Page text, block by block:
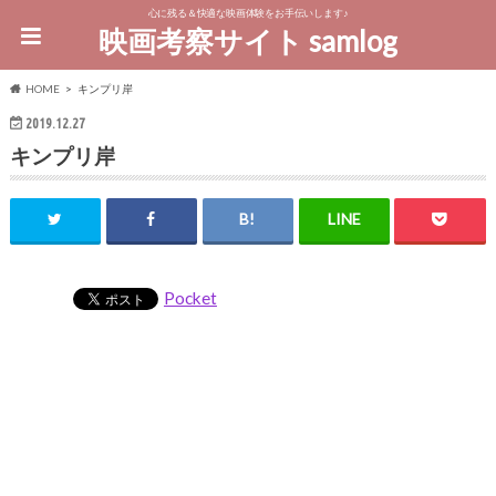
心に残る＆快適な映画体験をお手伝いします♪
映画考察サイト samlog
HOME キンプリ岸
2019.12.27
キンプリ岸
Pocket